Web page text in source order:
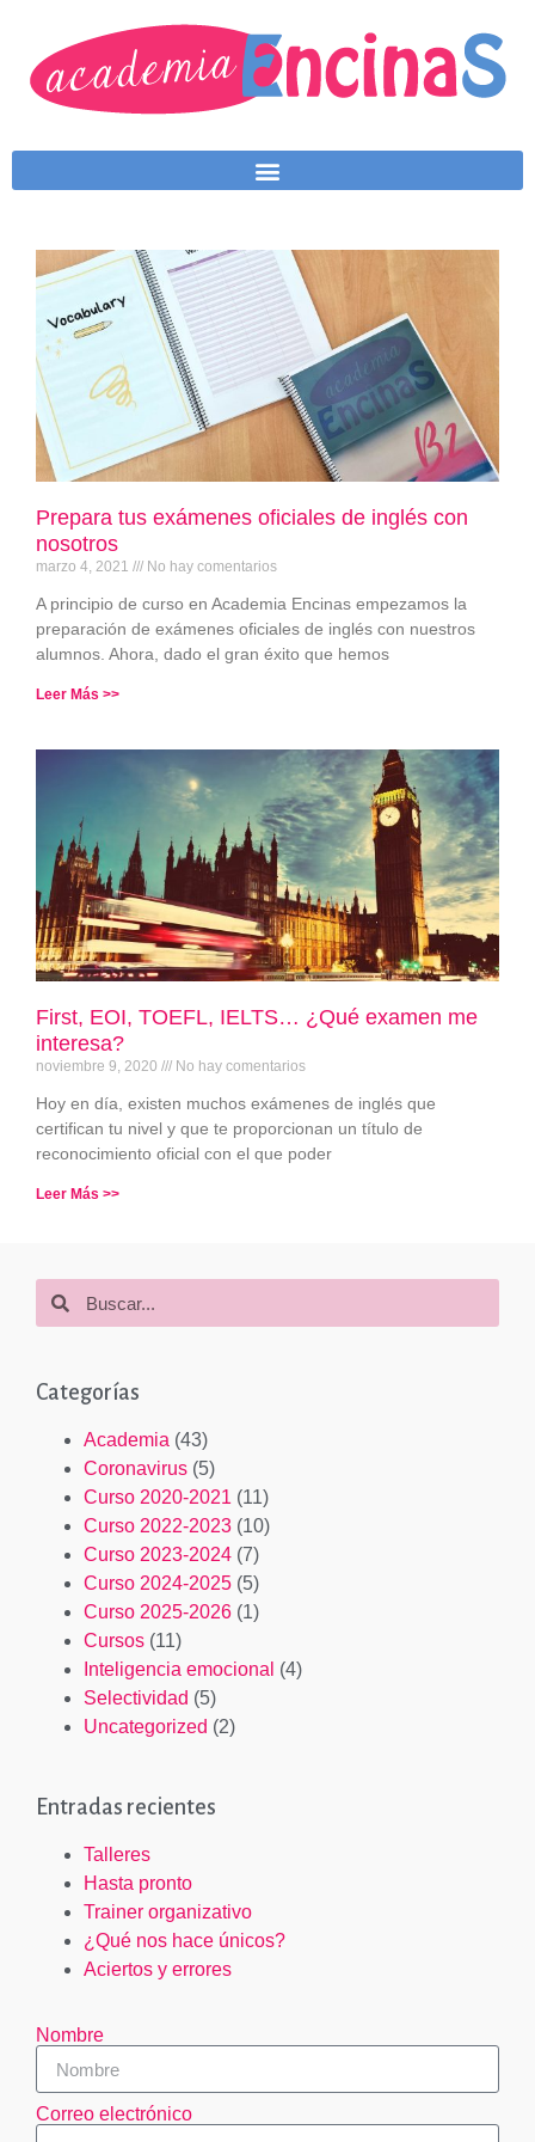
Prepara tus exámenes oficiales de inglés con
nosotros
marzo 4, 2021 No hay comentarios
A principio de curso en Academia Encinas empezamos la
preparación de exámenes oficiales de inglés con nuestros
alumnos. Ahora, dado el gran éxito que hemos
Leer Más >>
First, EOI, TOEFL, IELTS… ¿Qué examen me
interesa?
noviembre 9, 2020 No hay comentarios
Hoy en día, existen muchos exámenes de inglés que
certifican tu nivel y que te proporcionan un título de
reconocimiento oficial con el que poder
Leer Más >>
Categorías
Academia (43)
Coronavirus (5)
Curso 2020-2021 (11)
Curso 2022-2023 (10)
Curso 2023-2024 (7)
Curso 2024-2025 (5)
Curso 2025-2026 (1)
Cursos (11)
Inteligencia emocional (4)
Selectividad (5)
Uncategorized (2)
Entradas recientes
Talleres
Hasta pronto
Trainer organizativo
¿Qué nos hace únicos?
Aciertos y errores
Nombre
Correo electrónico